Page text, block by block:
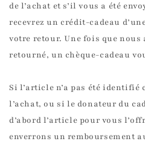
de l’achat et s’il vous a été
recevrez un crédit-cadeau
votre retour. Une fois que
retourné, un chèque-cadeau
Si l’article n’a pas été identifié
l’achat, ou si le donateur du
d’abord l’article pour vous
enverrons un remboursement